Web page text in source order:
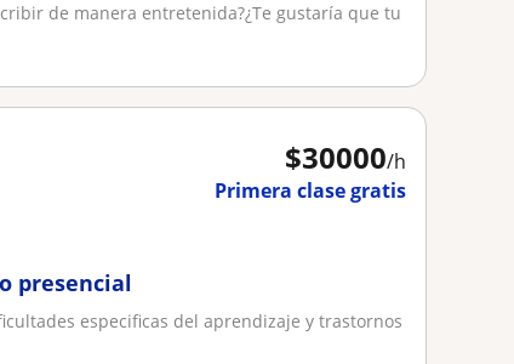
de manera entretenida?¿Te gustaría que tu
$30000/h
Primera clase gratis
presencial
especificas del aprendizaje y trastornos